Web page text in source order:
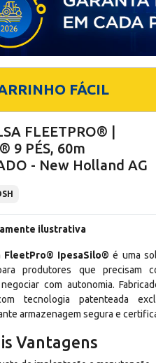
FÁCIL
FLEETPRO® |
9 PÉS, 60m
- New Holland AG
ilustrativa
FleetPro® IpesaSilo® é uma
produtores que precisam
com autonomia.
tecnologia patenteada
armazenagem segura e
Vantagens